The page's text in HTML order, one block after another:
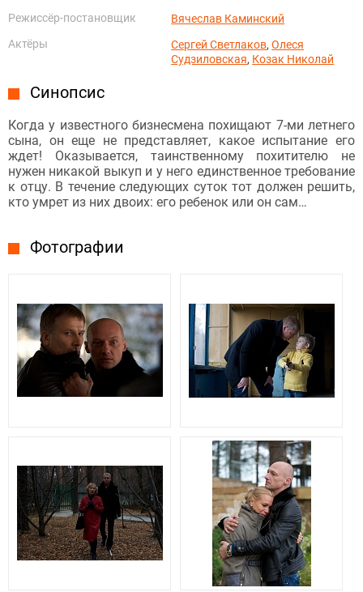
Режиссёр-постановщик
Вячеслав Каминский
Актёры
Сергей Светлаков,Олеся
Судзиловская, Козак Николай
Синопсис
Когда у известного бизнесмена похищают 7-ми летнего
сына, он еще не представляет, какое испытание его
ждет! Оказывается, таинственному похитителю не
нужен никакой выкуп и у него единственное требование
к отцу. В течение следующих суток тот должен решить,
кто умрет из них двоих: его ребенок или он сам…
Фотографии